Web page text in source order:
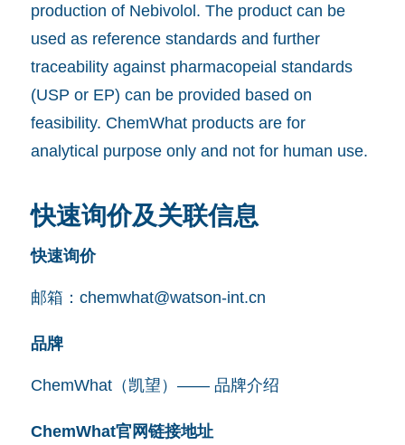
production of Nebivolol. The product can be
used as reference standards and further
traceability against pharmacopeial standards
(USP or EP) can be provided based on
feasibility. ChemWhat products are for
analytical purpose only and not for human use.
快速询价及关联信息
快速询价
邮箱： chemwhat@watson-int.cn
品牌
ChemWhat（凯望）—— 品牌介绍
ChemWhat官网链接地址